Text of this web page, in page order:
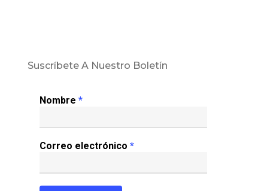
Suscríbete A Nuestro Boletín
Nombre *
Correo electrónico *